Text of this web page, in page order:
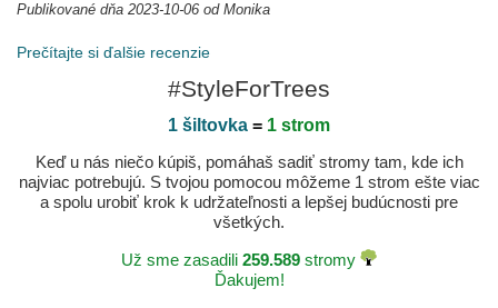
Publikované dňa 2023-10-06 od Monika
Prečítajte si ďalšie recenzie
#StyleForTrees
1 šiltovka = 1 strom
Keď u nás niečo kúpiš, pomáhaš sadiť stromy tam, kde ich
najviac potrebujú. S tvojou pomocou môžeme 1 strom ešte viac
a spolu urobiť krok k udržateľnosti a lepšej budúcnosti pre
všetkých.
Už sme zasadili 259.589 stromy
Ďakujem!